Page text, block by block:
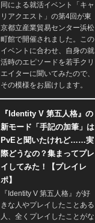
同による就活イベント「キャ
リアクエスト」の第4回が東
京都立産業貿易センター浜松
町館で開催されました。この
イベントに合わせ、自身の就
活時のエピソードを若手クリ
エイターに聞いてみたので、
その模様をお届けします。
『Identity V 第五人格』の
新モード「手記の加筆」は
PvEと聞いたけれど……実
際どうなの？集まってプレ
イしてみた！【プレイレ
ポ】
『Identity V 第五人格』が好
きな人やプレイしたことある
人、全くプレイしたことがな